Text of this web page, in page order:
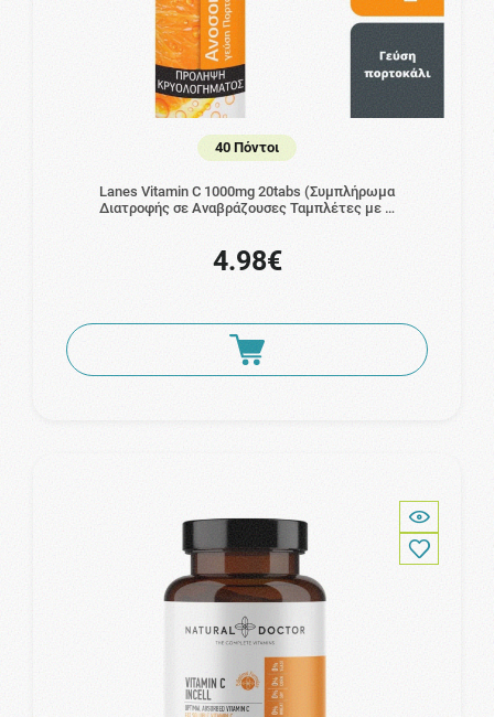
40 Πόντοι
Lanes Vitamin C 1000mg 20tabs (Συμπλήρωμα
Διατροφής σε Αναβράζουσες Ταμπλέτες με …
4.98€